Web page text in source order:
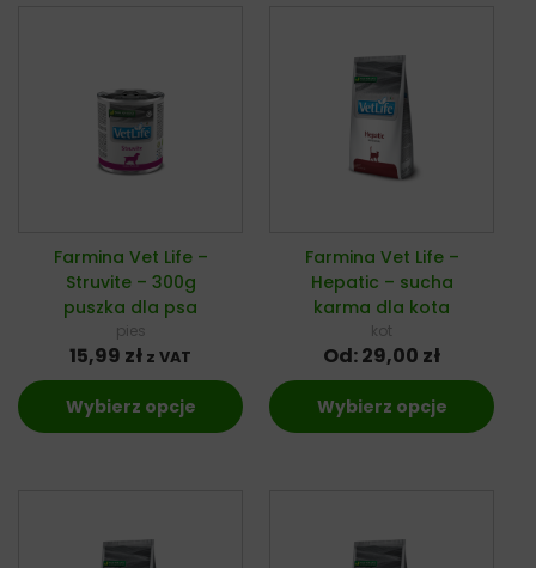
Farmina Vet Life –
Struvite – 300g
puszka dla psa
pies
15,99 zł z VAT
Wybierz opcje
Farmina Vet Life –
Hepatic – sucha
karma dla kota
kot
Od:29,00 zł
Wybierz opcje